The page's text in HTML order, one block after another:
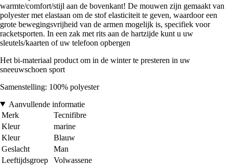
warmte/comfort/stijl aan de bovenkant! De mouwen zijn gemaakt van
polyester met elastaan om de stof elasticiteit te geven, waardoor een
grote bewegingsvrijheid van de armen mogelijk is, specifiek voor
racketsporten. In een zak met rits aan de hartzijde kunt u uw
sleutels/kaarten of uw telefoon opbergen
Het bi-materiaal product om in de winter te presteren in uw
sneeuwschoen sport
Samenstelling: 100% polyester
Aanvullende informatie
Merk
Tecnifibre
Kleur
marine
Kleur
Blauw
Geslacht
Man
Leeftijdsgroep
Volwassene